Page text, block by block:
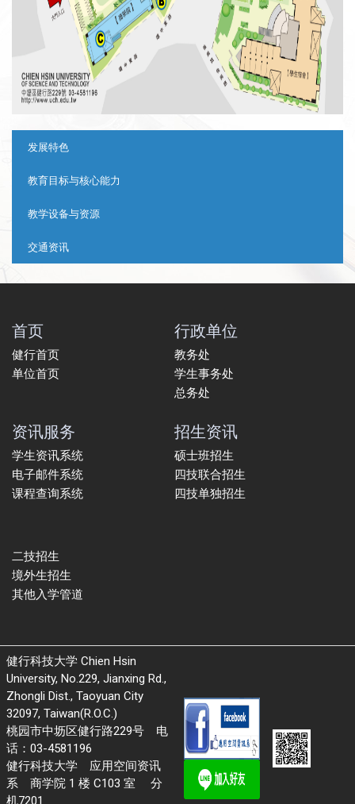
发展特色
教育目标与核心能力
教学设备与资源
交通资讯
首页
健行首页
单位首页
行政单位
教务处
学生事务处
总务处
资讯服务
学生资讯系统
电子邮件系统
课程查询系统
招生资讯
硕士班招生
四技联合招生
四技单独招生
二技招生
境外生招生
其他入学管道
健行科技大学 Chien Hsin
University, No.229, Jianxing Rd.,
Zhongli Dist., Taoyuan City
32097, Taiwan(R.O.C.)
桃园市中坜区健行路229号 电
话：03-4581196
健行科技大学 应用空间资讯
系 商学院 1 楼 C103 室 分
机7201